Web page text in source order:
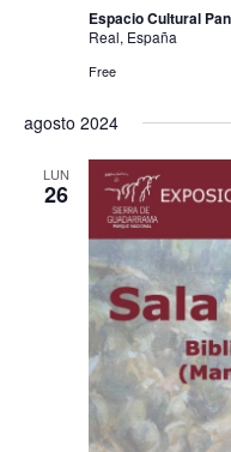
Espacio Cultural
Real, España
Free
agosto 2024
LUN
26